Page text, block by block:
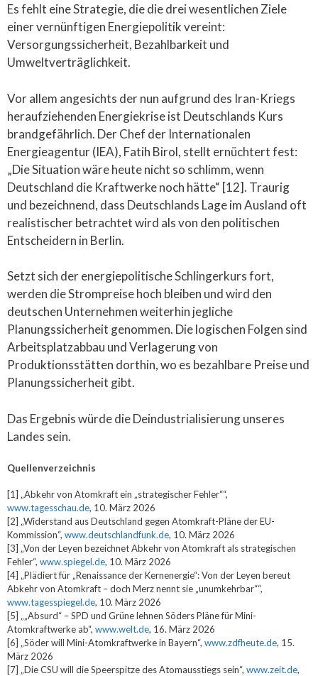
Es fehlt eine Strategie, die die drei wesentlichen Ziele
einer vernünftigen Energiepolitik vereint:
Versorgungssicherheit, Bezahlbarkeit und
Umweltverträglichkeit.
Vor allem angesichts der nun aufgrund des Iran-Kriegs
heraufziehenden Energiekrise ist Deutschlands Kurs
brandgefährlich. Der Chef der Internationalen
Energieagentur (IEA), Fatih Birol, stellt ernüchtert fest:
„Die Situation wäre heute nicht so schlimm, wenn
Deutschland die Kraftwerke noch hätte“ [12]. Traurig
und bezeichnend, dass Deutschlands Lage im Ausland oft
realistischer betrachtet wird als von den politischen
Entscheidern in Berlin.
Setzt sich der energiepolitische Schlingerkurs fort,
werden die Strompreise hoch bleiben und wird den
deutschen Unternehmen weiterhin jegliche
Planungssicherheit genommen. Die logischen Folgen sind
Arbeitsplatzabbau und Verlagerung von
Produktionsstätten dorthin, wo es bezahlbare Preise und
Planungssicherheit gibt.
Das Ergebnis würde die Deindustrialisierung unseres
Landes sein.
Quellenverzeichnis
[1] „Abkehr von Atomkraft ein „strategischer Fehler““,
www.tagesschau.de, 10. März 2026
[2] „Widerstand aus Deutschland gegen Atomkraft-Pläne der EU-
Kommission“, www.deutschlandfunk.de, 10. März 2026
[3] „Von der Leyen bezeichnet Abkehr von Atomkraft als strategischen
Fehler“, www.spiegel.de, 10. März 2026
[4] „Plädiert für „Renaissance der Kernenergie“: Von der Leyen bereut
Abkehr von Atomkraft – doch Merz nennt sie „unumkehrbar““,
www.tagesspiegel.de, 10. März 2026
[5] „„Absurd“ – SPD und Grüne lehnen Söders Pläne für Mini-
Atomkraftwerke ab“, www.welt.de, 16. März 2026
[6] „Söder will Mini-Atomkraftwerke in Bayern“, www.zdfheute.de, 15.
März 2026
[7] „Die CSU will die Speerspitze des Atomausstiegs sein“, www.zeit.de,